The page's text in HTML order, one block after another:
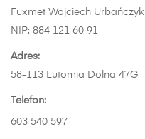
na
Fuxmet Wojciech Urbańczyk
NIP: 884 121 60 91
Adres:
58-113 Lutomia Dolna 47G
Telefon:
603 540 597